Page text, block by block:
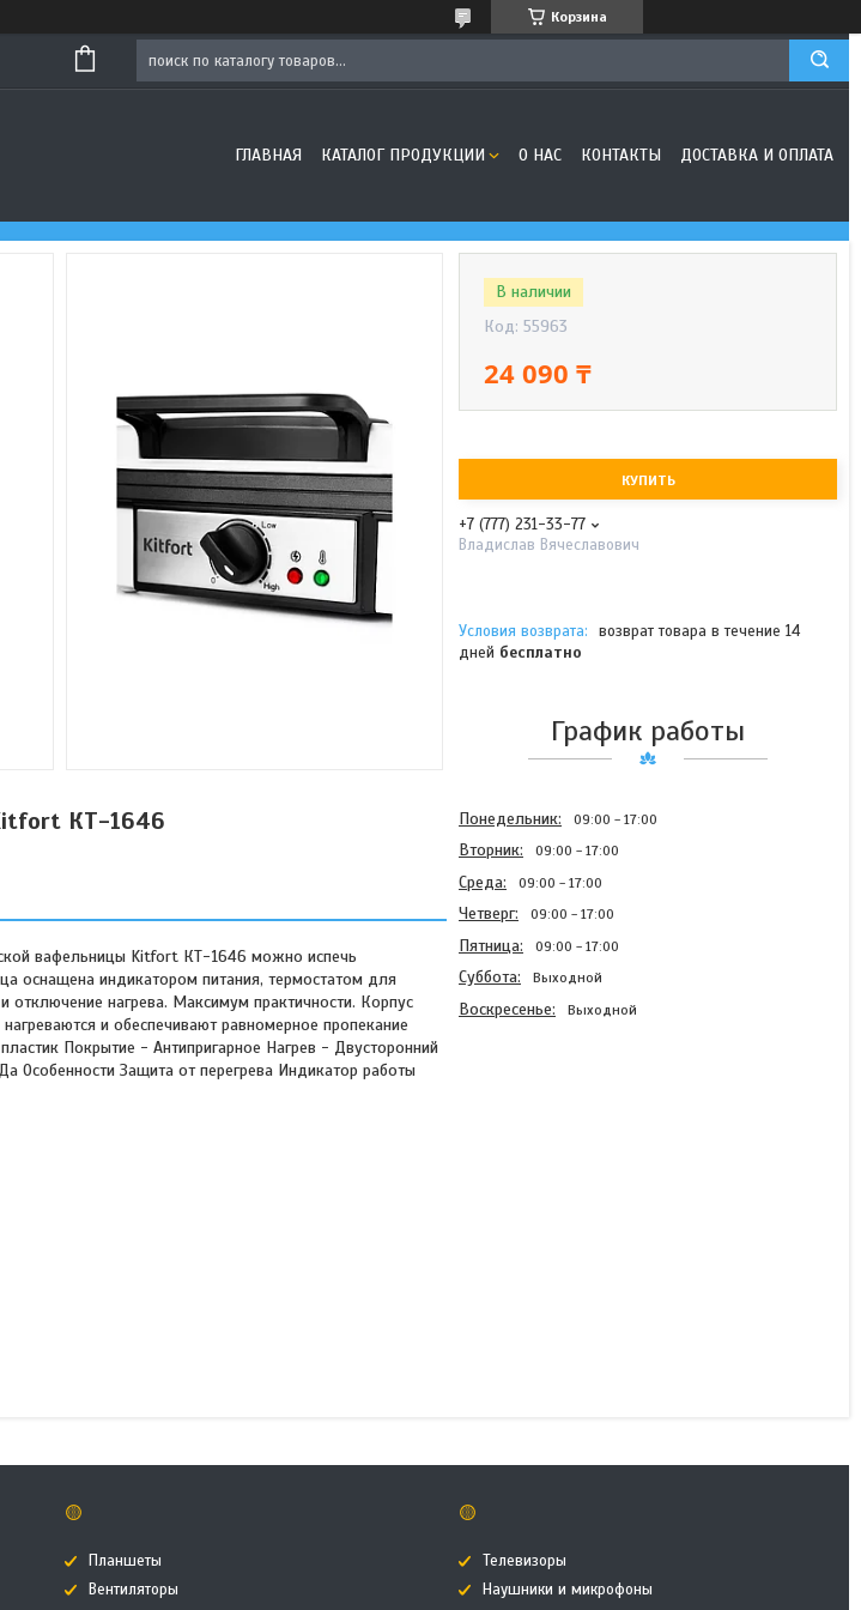
Корзина
ГЛАВНАЯ КАТАЛОГ ПРОДУКЦИИ О НАС КОНТАКТЫ ДОСТАВКА И ОПЛАТА
КТ-1646
вафельницы Kitfort КТ-1646 можно испечь
оснащена индикатором питания, термостатом для
нагрева. Максимум практичности. Корпус
и обеспечивают равномерное пропекание
Покрытие - Антипригарное Нагрев - Двусторонний
Особенности Защита от перегрева Индикатор работы
В наличии
Код: 55963
24 090 ₸
КУПИТЬ
+7 (777) 231-33-77
Владислав Вячеславович
возврат товара в течение 14
дней бесплатно
График работы
Понедельник 09:00 17:00
Вторник 09:00 17:00
Среда 09:00 17:00
Четверг 09:00 17:00
Пятница 09:00 17:00
Суббота Выходной
Воскресенье Выходной
🟡
Планшеты
Вентиляторы
🟡
Телевизоры
Наушники и микрофоны